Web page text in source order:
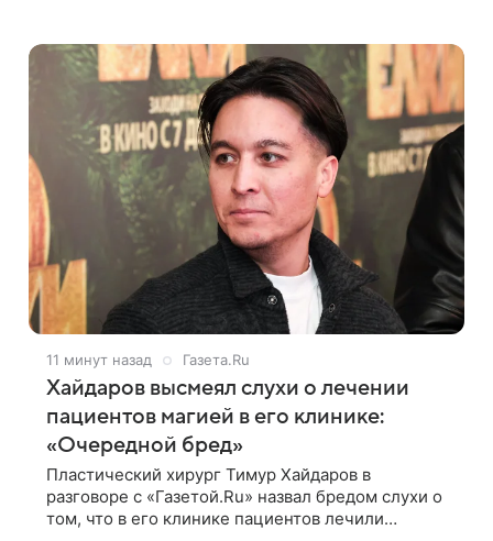
11 минут назад Газета.Ru
Хайдаров высмеял слухи о лечении
пациентов магией в его клинике:
«Очередной бред»
Пластический хирург Тимур Хайдаров в
разговоре с «Газетой.Ru» назвал бредом слухи о
том, что в его клинике пациентов лечили